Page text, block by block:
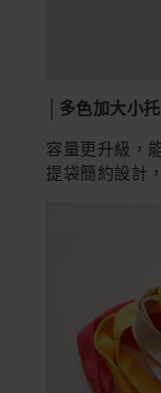
│多色加大小托
容量更升級，
提袋簡約設計